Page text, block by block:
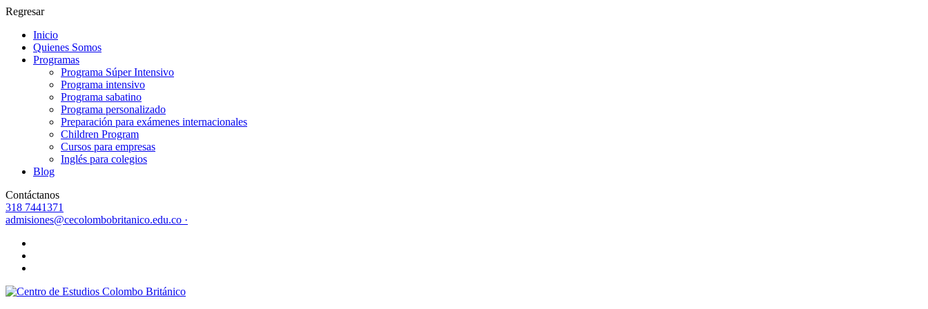
Regresar
Inicio
Quienes Somos
Programas
Programa Súper Intensivo
Programa intensivo
Programa sabatino
Programa personalizado
Preparación para exámenes internacionales
Children Program
Cursos para empresas
Inglés para colegios
Blog
Contáctanos
318 7441371
admisiones@cecolombobritanico.edu.co ·